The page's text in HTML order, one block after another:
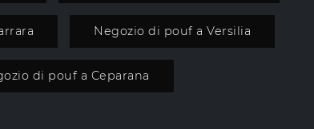
Negozio di pouf a Versilia
di pouf a Ceparana